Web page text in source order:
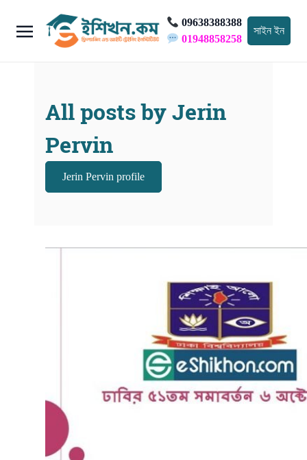
09638388388
01948858258
সাইন ইন
All posts by Jerin
Pervin
Jerin Pervin profile